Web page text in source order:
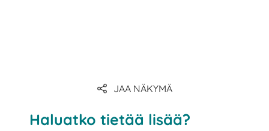
JAA NÄKYMÄ
Haluatko tietää lisää?